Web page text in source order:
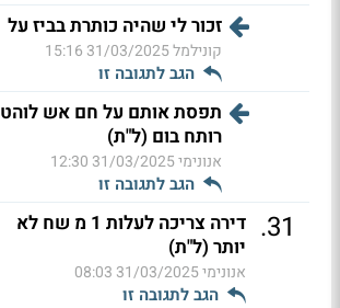
זכור לי שהיה כותרת בביז על
קונילמל31/03/2025 15:16
הגב לתגובה זו
תפסת אותם על חם אש לוהט
רותח בום (ל"ת)
אנונימי31/03/2025 12:30
הגב לתגובה זו
31
.
דירה צריכה לעלות 1 מ שח לא
יותר (ל"ת)
אנונימי31/03/2025 08:03
הגב לתגובה זו